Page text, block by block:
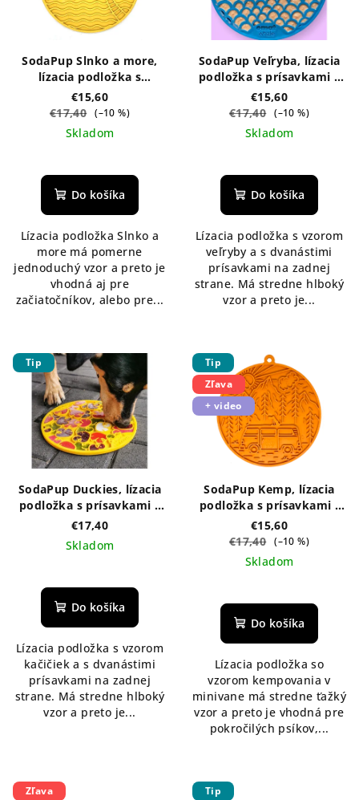
SodaPup Slnko a more,
lízacia podložka s
prísavkami - žltá
€15,60
€17,40 (–10 %)
Skladom
Do košíka
Lízacia podložka Slnko a
more má pomerne
jednoduchý vzor a preto je
vhodná aj pre
začiatočníkov, alebo pre...
SodaPup Veľryba, lízacia
podložka s prísavkami –
modrá
€15,60
€17,40 (–10 %)
Skladom
Do košíka
Lízacia podložka s vzorom
veľryby a s dvanástimi
prísavkami na zadnej
strane. Má stredne hlboký
vzor a preto je...
Tip
SodaPup Duckies, lízacia
podložka s prísavkami –
žltá
€17,40
Skladom
hodnotenie
produktu
z
5
hviezdičiek.
Do košíka
Lízacia podložka s vzorom
kačičiek a s dvanástimi
prísavkami na zadnej
strane. Má stredne hlboký
vzor a preto je...
Tip
Zľava
+ video
SodaPup Kemp, lízacia
podložka s prísavkami -
oranžová
€15,60
€17,40 (–10 %)
Skladom
Do košíka
Lízacia podložka so
vzorom kempovania v
minivane má stredne ťažký
vzor a preto je vhodná pre
pokročilých psíkov,...
Zľava Tip